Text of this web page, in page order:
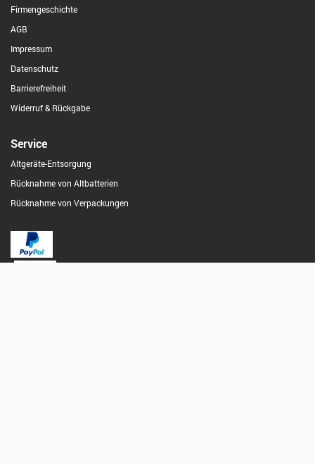
Firmengeschichte
AGB
Impressum
Datenschutz
Barrierefreiheit
Widerruf & Rückgabe
Service
Altgeräte-Entsorgung
Rücknahme von Altbatterien
Rücknahme von Verpackungen